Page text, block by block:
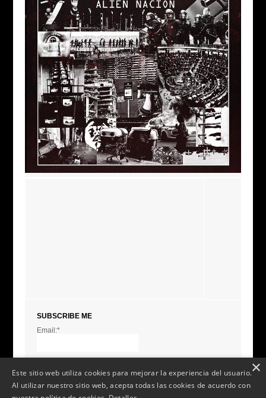
SUBSCRIBE ME
Email:*
Este sitio web utiliza cookies para mejorar la experiencia del usuario.
Al utilizar nuestro sitio web, acepta todas las cookies de acuerdo con
×